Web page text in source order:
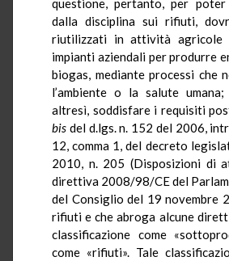
questione, pertanto, per poter
dalla disciplina sui rifiuti,
riutilizzati in attività agricole
impianti aziendali per produrre
biogas, mediante processi che
l’ambiente o la salute
altresì, soddisfare i requisiti
bis del d.lgs. n. 152 del 2006,
12, comma 1, del decreto
2010, n. 205 (Disposizioni di
direttiva 2008/98/CE del
del Consiglio del 19 novembre
rifiuti e che abroga alcune
classificazione come
come «rifiuti». Tale